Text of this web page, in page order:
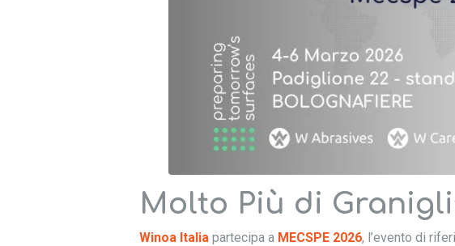
Molto Più di
Winoa Italia partecipa a MECSPE 2026, l’evento di